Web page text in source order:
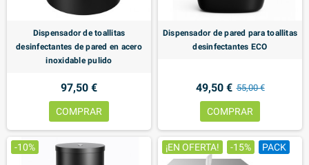
Dispensador de toallitas
desinfectantes de pared en acero
inoxidable pulido
97,50 €
COMPRAR
Dispensador de pared para toallitas
desinfectantes ECO
49,50 € 55,00 €
COMPRAR
-10% ¡EN OFERTA! -15% PACK